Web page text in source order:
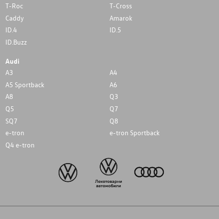
T-Roc
T-Cross
Caddy
Amarok
ID.4
ID.5
ID.Buzz
Audi
A3
A4
A5 Sportback
A6
A8
Q3
Q5
Q7
SQ7
Q8
e-tron
e-tron Sportback
Q4 e-tron